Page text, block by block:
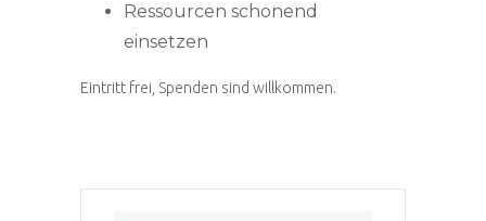
Ressourcen schonend
einsetzen
Eintritt frei, Spenden sind willkommen.